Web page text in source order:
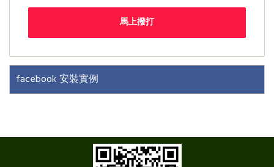
馬上撥打
facebook 安裝實例